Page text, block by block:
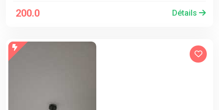
200.0 Détails